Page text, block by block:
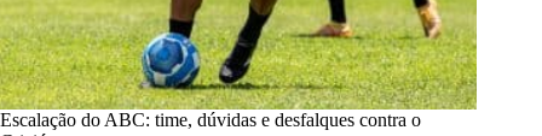
Escalação do ABC: time, dúvidas e desfalques contra o